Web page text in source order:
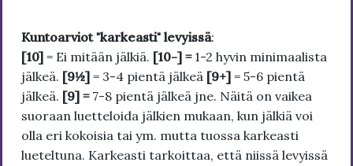
Kuntoarviot "karkeasti" levyissä:
[10] = Ei mitään jälkiä. [10-] = 1-2 hyvin minimaalista
jälkeä. [9½] = 3-4 pientä jälkeä [9+] = 5-6 pientä
jälkeä. [9] = 7-8 pientä jälkeä jne. Näitä on vaikea
suoraan luetteloida jälkien mukaan, kun jälkiä voi
olla eri kokoisia tai ym. mutta tuossa karkeasti
lueteltuna. Karkeasti tarkoittaa, että niissä levyissä